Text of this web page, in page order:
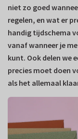
niet zo goed
regelen, en wat er
handig tijdschema
vanaf wanneer je
kunt. Ook delen we
precies moet doen
als het allemaal